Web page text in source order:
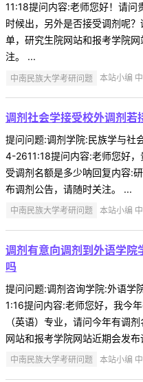
11:18提问内容:老师您好！请问
时候出，另外是否接受调剂呢
单，研究生院网站和报考学院
注。 ...
中南民族大学考研问题 本站小编
调剂社会学接受校外调剂若
提问问题:调剂学院:民族学与
4-2611:18提问内容:老师您好
受调剂名额是多少呐回复内容:
布调剂公告，请随时关注。 ...
中南民族大学考研问题 本站小编
调剂有意向调剂到外语学院
吗
提问问题:调剂咨询学院:外语
1:16提问内容:老师您好，我今
（英语）专业，请问今年有调
网站和报考学院网站近期会发
中南民族大学考研问题 本站小编